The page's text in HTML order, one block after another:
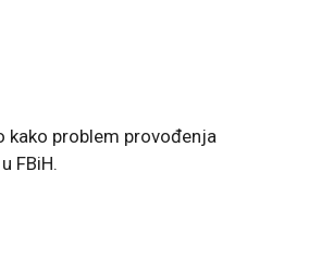
kako problem provođenja
FBiH.